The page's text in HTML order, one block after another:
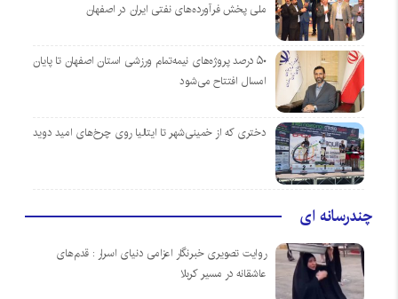
ملی پخش فرآورده‌های نفتی ایران در اصفهان
۵۰ درصد پروژه‌های نیمه‌تمام ورزشی استان اصفهان تا پایان
امسال افتتاح می‌شود
دختری که از خمینی‌شهر تا ایتالیا روی چرخ‌های امید دوید
چندرسانه ای
روایت تصویری خبرنگار اعزامی دنیای اسرار : قدم‌های
عاشقانه در مسیر کربلا